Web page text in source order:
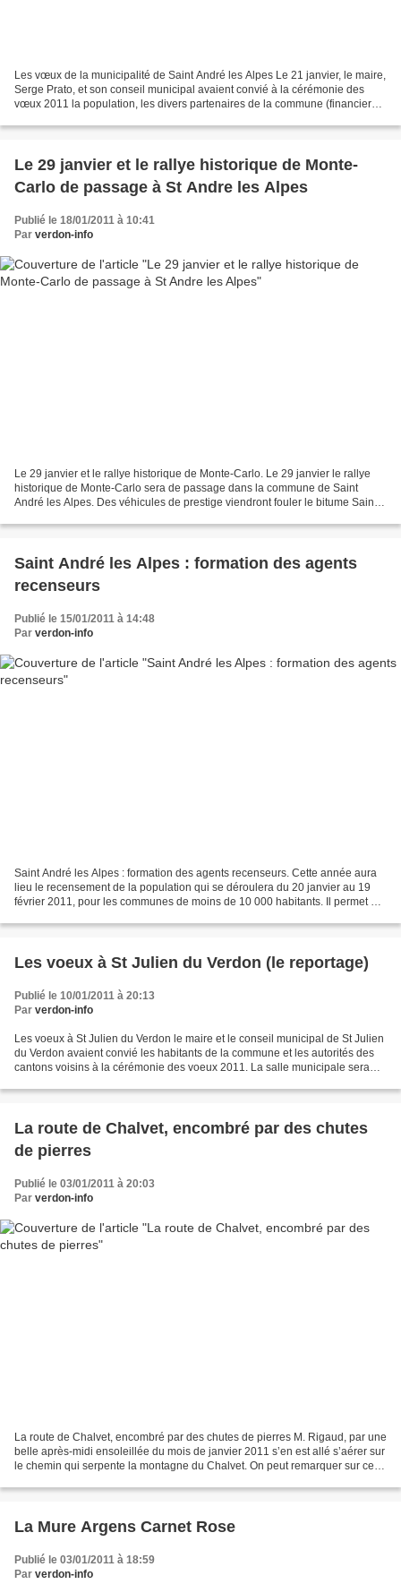
Les vœux de la municipalité de Saint André les Alpes Le 21 janvier, le maire,
Serge Prato, et son conseil municipal avaient convié à la cérémonie des
vœux 2011 la population, les divers partenaires de la commune (financiers
Le 29 janvier et le rallye historique de Monte-
Carlo de passage à St Andre les Alpes
Publié le 18/01/2011 à 10:41
Par verdon-info
Le 29 janvier et le rallye historique de Monte-Carlo. Le 29 janvier le rallye
historique de Monte-Carlo sera de passage dans la commune de Saint
André les Alpes. Des véhicules de prestige viendront fouler le bitume Saint
Saint André les Alpes : formation des agents
recenseurs
Publié le 15/01/2011 à 14:48
Par verdon-info
Saint André les Alpes : formation des agents recenseurs. Cette année aura
lieu le recensement de la population qui se déroulera du 20 janvier au 19
février 2011, pour les communes de moins de 10 000 habitants. Il permet de
Les voeux à St Julien du Verdon (le reportage)
Publié le 10/01/2011 à 20:13
Par verdon-info
Les voeux à St Julien du Verdon le maire et le conseil municipal de St Julien
du Verdon avaient convié les habitants de la commune et les autorités des
cantons voisins à la cérémonie des voeux 2011. La salle municipale sera
La route de Chalvet, encombré par des chutes
de pierres
Publié le 03/01/2011 à 20:03
Par verdon-info
La route de Chalvet, encombré par des chutes de pierres M. Rigaud, par une
belle après-midi ensoleillée du mois de janvier 2011 s’en est allé s’aérer sur
le chemin qui serpente la montagne du Chalvet. On peut remarquer sur ces
La Mure Argens Carnet Rose
Publié le 03/01/2011 à 18:59
Par verdon-info